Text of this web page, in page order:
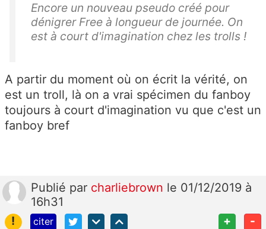
Encore un nouveau pseudo créé pour
dénigrer Free à longueur de journée. On
est à court d'imagination chez les trolls !
A partir du moment où on écrit la vérité, on
est un troll, là on a vrai spécimen du fanboy
toujours à court d'imagination vu que c'est un
fanboy bref
Publié par charliebrown le 01/12/2019 à
16h31
!
citer + -